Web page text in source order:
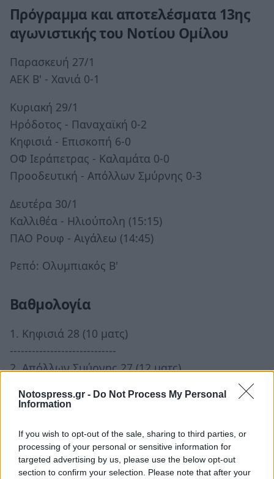
Notospress.gr - Do Not Process My Personal
Information
If you wish to opt-out of the sale, sharing to third parties, or
processing of your personal or sensitive information for
targeted advertising by us, please use the below opt-out
section to confirm your selection. Please note that after your
Πρόγραμμα και αποτελέσματα 13ης
αγωνιστικής του Νοτίου Ομίλου
Παρασκευή 27/1
ΑΕΚ Β' - Χανιά 0-1
Κυριακή 29/1
Ηρόδοτος - Παναχαϊκή 0-2
Κηφισιά - Επισκοπή 6-0
ΟΦ Ιεράπετρας - Καλαμάτα 0-0
Προοδευτική - Απόλλων Σμύρνης 0-3
Δευτέρα 30/1
Καλλιθέα - Ηλιούπολη (15:15)
ΠΑΟ Ρουφ - Αιγάλεω (14:45)
Ρεπό: Ολυμπιακός Β'
Βαθμολογία
1. Κηφισιά 28 (10 ματς)
-----------------------------
2. Απόλλων Σμύρνης 27 (12 ματς)
4. ΟΦ Ιεράπετρας 25 (12 ματς)
6. Χανιά 20 (12 ματς)
7. Καλαμάτα 19 (12 ματς)
8. Ηλιούπολη 18 (11 ματς)